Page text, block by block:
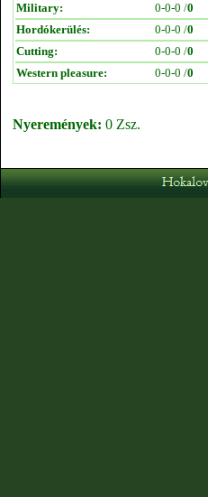
Military:
0-0-0 /0
Hordókerülés:
0-0-0 /0
Cutting:
0-0-0 /0
Western pleasure:
0-0-0 /0
Nyeremények: 0 Zsz.